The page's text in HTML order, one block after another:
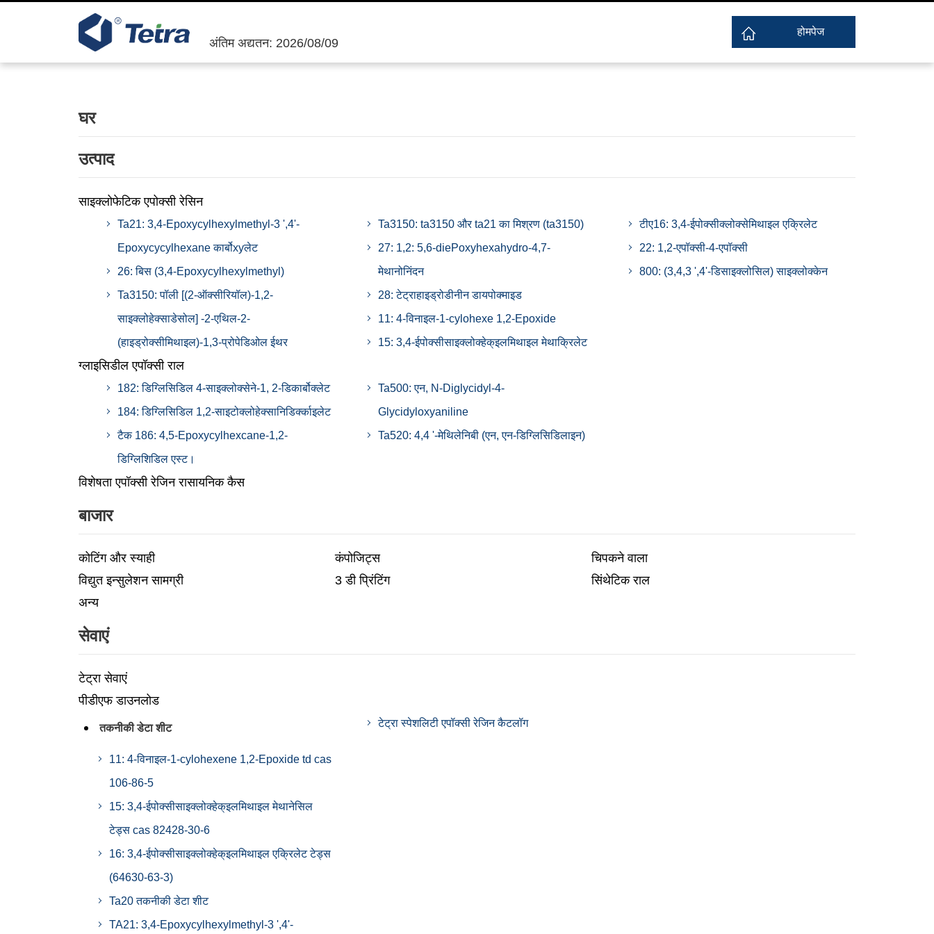
अंतिम अद्यतन: 2026/08/09
होमपेज
घर
उत्पाद
साइक्लोफेटिक एपोक्सी रेसिन
Ta21: 3,4-Epoxycylhexylmethyl-3 ',4'-
Epoxycycylhexane कार्बोxyलेट
26: बिस (3,4-Epoxycylhexylmethyl)
Ta3150: पॉली [(2-ऑक्सीरियॉल)-1,2-
साइक्लोहेक्साडेसोल] -2-एथिल-2-
(हाइड्रोक्सीमिथाइल)-1,3-प्रोपेडिओल ईथर
Ta3150: ta3150 और ta21 का मिश्रण (ta3150)
27: 1,2: 5,6-diePoxyhexahydro-4,7-
मेथानोनिंदन
28: टेट्राहाइड्रोडीनीन डायपोक्माइड
11: 4-विनाइल-1-cylohexe 1,2-Epoxide
15: 3,4-ईपोक्सीसाइक्लोक्हेक्इलमिथाइल मेथाक्रिलेट
टीए16: 3,4-ईपोक्सीक्लोक्सेमिथाइल एक्रिलेट
22: 1,2-एपॉक्सी-4-एपॉक्सी
800: (3,4,3 ',4'-डिसाइक्लोसिल) साइक्लोक्केन
ग्लाइसिडील एपॉक्सी राल
182: डिग्लिसिडिल 4-साइक्लोक्सेने-1, 2-डिकार्बोक्लेट
184: डिग्लिसिडिल 1,2-साइटोक्लोहेक्सानिडिर्क्काइलेट
टैक 186: 4,5-Epoxycylhexcane-1,2-
डिग्लिशिडिल एस्ट।
Ta500: एन, N-Diglycidyl-4-
Glycidyloxyaniline
Ta520: 4,4 '-मेथिलेनिबी (एन, एन-डिग्लिसिडिलाइन)
विशेषता एपॉक्सी रेजिन रासायनिक कैस
बाजार
कोटिंग और स्याही कंपोजिट्स
चिपकने वाला
विद्युत इन्सुलेशन सामग्री
3 डी प्रिंटिंग
सिंथेटिक राल
अन्य
सेवाएं
टेट्रा सेवाएं
पीडीएफ डाउनलोड
तकनीकी डेटा शीट
11: 4-विनाइल-1-cylohexene 1,2-Epoxide td cas
106-86-5
15: 3,4-ईपोक्सीसाइक्लोक्हेक्इलमिथाइल मेथानेसिल
टेड्स cas 82428-30-6
16: 3,4-ईपोक्सीसाइक्लोक्हेक्इलमिथाइल एक्रिलेट टेड्स
(64630-63-3)
Ta20 तकनीकी डेटा शीट
TA21: 3,4-Epoxycylhexylmethyl-3 ',4'-
टेट्रा स्पेशलिटी एपॉक्सी रेजिन कैटलॉग